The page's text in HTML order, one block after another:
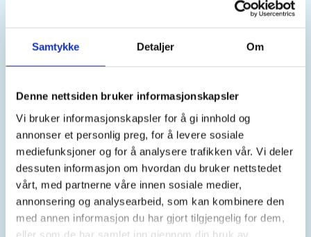
Samtykke Detaljer Om
Denne nettsiden bruker informasjonskapsler
Vi bruker informasjonskapsler for å gi innhold og
annonser et personlig preg, for å levere sosiale
mediefunksjoner og for å analysere trafikken vår. Vi deler
dessuten informasjon om hvordan du bruker nettstedet
vårt, med partnerne våre innen sosiale medier,
annonsering og analysearbeid, som kan kombinere den
med annen informasjon du har gjort tilgjengelig for dem,
eller som de har samlet inn gjennom din bruk av
Sted
Tid
19. May 2026
Kl. 10.00 - 15.00
Arrangør
Bømlo Turlag